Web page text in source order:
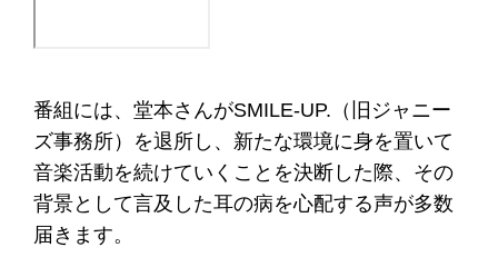
番組には、堂本さんがSMILE-UP.（旧ジャニー
ズ事務所）を退所し、新たな環境に身を置いて
音楽活動を続けていくことを決断した際、その
背景として言及した耳の病を心配する声が多数
届きます。